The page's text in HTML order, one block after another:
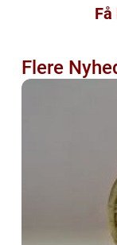
Flere